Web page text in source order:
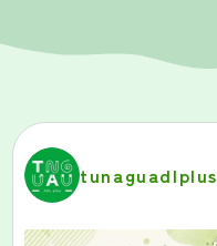
tunaguadlplus